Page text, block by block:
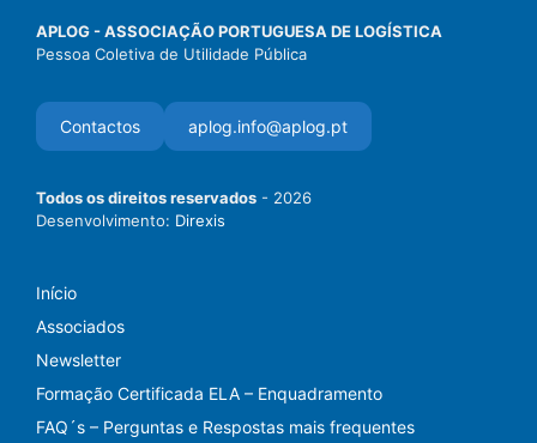
APLOG - ASSOCIAÇÃO PORTUGUESA DE LOGÍSTICA
Pessoa Coletiva de Utilidade Pública
Contactos aplog.info@aplog.pt
Todos os direitos reservados - 2026
Desenvolvimento: Direxis
Início
Associados
Newsletter
Formação Certificada ELA – Enquadramento
FAQ´s – Perguntas e Respostas mais frequentes